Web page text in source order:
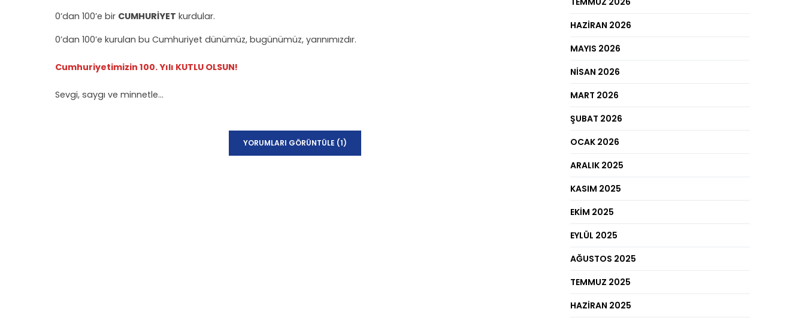
0’dan 100’e bir CUMHURİYET kurdular.
0’dan 100’e kurulan bu Cumhuriyet dünümüz, bugünümüz, yarınımızdır.
Cumhuriyetimizin 100. Yılı KUTLU OLSUN!
Sevgi, saygı ve minnetle…
YORUMLARI GÖRÜNTÜLE (1)
HAZIRAN 2026
MAYIS 2026
NISAN 2026
MART 2026
ŞUBAT 2026
OCAK 2026
ARALIK 2025
KASIM 2025
EKIM 2025
EYLÜL 2025
AĞUSTOS 2025
TEMMUZ 2025
HAZIRAN 2025